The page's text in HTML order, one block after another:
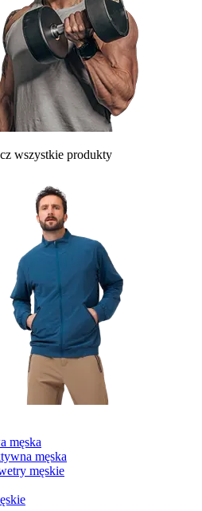
wszystkie produkty
męska
męska
męskie